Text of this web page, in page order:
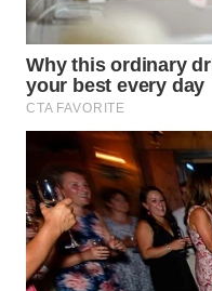
WAHANA
HEALTH
WAHANA
DESA
WISATA
LAPAK
WAHANA